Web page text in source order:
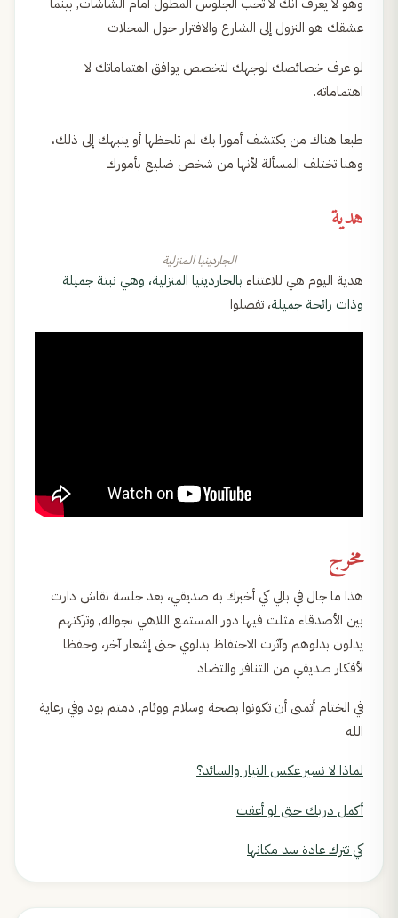
وهو لا يعرف أنك لا تحب الجلوس المطول أمام الشاشات, بينما
عشقك هو النزول إلى الشارع والافترار حول المحلات
لو عرف خصائصك لوجهك لتخصص يوافق اهتماماتك لا
اهتماماته.
طبعا هناك من يكتشف أمورا بك لم تلحظها أو ينبهك إلى ذلك،
وهنا تختلف المسألة لأنها من شخص ضليع بأمورك
هدية
الجاردينيا المنزلية
هدية اليوم هي للاعتناء بالجاردينيا المنزلية، وهي نبتة جميلة
وذات رائحة جميلة، تفضلوا
مخرج
هذا ما جال في بالي كي أخبرك به صديقي، بعد جلسة نقاش دارت
بين الأصدقاء مثلت فيها دور المستمع اللاهي بجواله, وتركتهم
يدلون بدلوهم وآثرت الاحتفاظ بدلوي حتى إشعار آخر، وحفظا
لأفكار صديقي من التنافر والتضاد
في الختام أتمنى أن تكونوا بصحة وسلام ووئام, دمتم بود وفي رعاية
الله
لماذا لا نسير عكس التيار والسائد؟
أكمل دربك حتى لو أعقت
كي تترك عادة سد مكانها